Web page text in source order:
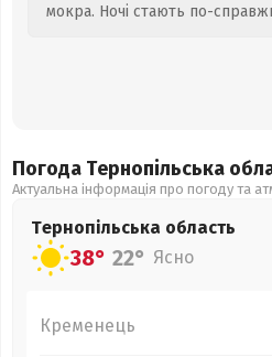
мокра. Ночі стають по-
Погода Тернопільська
Актуальна інформація про погоду та
Тернопільська область
38° 22° Ясно
Кременець